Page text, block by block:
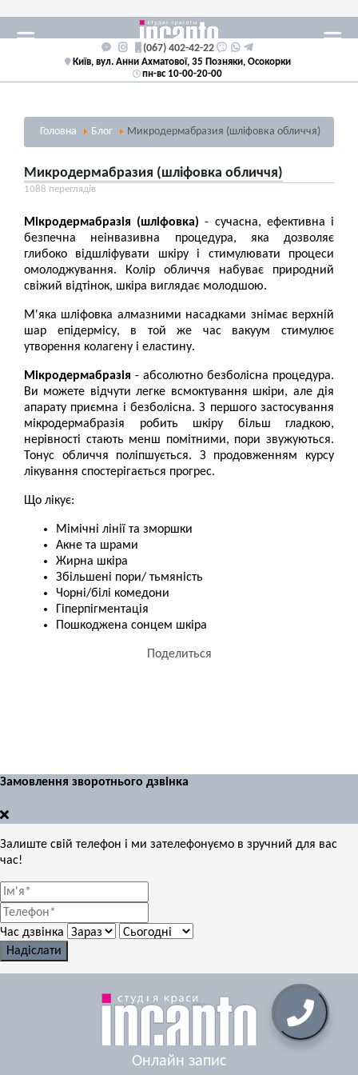
(067) 402-42-22
Київ, вул. Анни Ахматової, 35 Позняки, Осокорки
пн-вс 10-00-20-00
Головна Блог Микродермабразия (шліфовка обличчя)
Микродермабразия (шліфовка обличчя)
1088 переглядів
Мікродермабразія (шліфовка) - сучасна, ефективна і
безпечна неінвазивна процедура, яка дозволяє
глибоко відшліфувати шкіру і стимулювати процеси
омолоджування. Колір обличчя набуває природний
свіжий відтінок, шкіра виглядає молодшою.
М'яка шліфовка алмазними насадками знімає верхній
шар епідермісу, в той же час вакуум стимулює
утворення колагену і еластину.
Мікродермабразія - абсолютно безболісна процедура.
Ви можете відчути легке всмоктування шкіри, але дія
апарату приємна і безболісна. З першого застосування
мікродермабразія робить шкіру більш гладкою,
нерівності стають менш помітними, пори звужуються.
Тонус обличчя поліпшується. З продовженням курсу
лікування спостерігається прогрес.
Що лікує:
Мімічні лінії та зморшки
Акне та шрами
Жирна шкіра
Збільшені пори/ тьмяність
Чорні/білі комедони
Гіперпігментація
Пошкоджена сонцем шкіра
Замовлення зворотнього дзвінка
Залиште свій телефон і ми зателефонуємо в зручний для вас
час!
Час дзвінка
Надіслати
Онлайн запис